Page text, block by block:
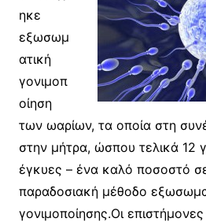
ηκε
εξωσωμ
ατική
γονιμοπ
οίηση
των ωαρίων, τα οποία στη
στην μήτρα, ώσπου τελικά 12
έγκυες – ένα καλό ποσοστό
παραδοσιακή μέθοδο
γονιμοποίησης.Οι